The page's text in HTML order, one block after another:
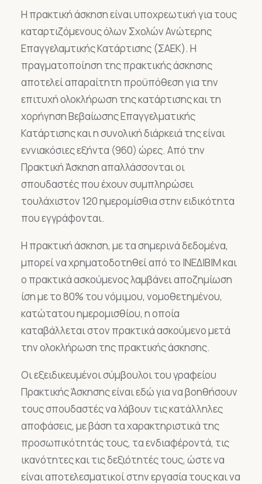
Η πρακτική άσκηση είναι υποχρεωτική για τους
καταρτιζόμενους όλων Σχολών Ανώτερης
Επαγγελαμτικής Κατάρτισης (ΣΑΕΚ). Η
πραγματοποίηση της πρακτικής άσκησης
αποτελεί απαραίτητη προϋπόθεση για την
επιτυχή ολοκλήρωση της κατάρτισης και τη
χορήγηση Βεβαίωσης Επαγγελματικής
Κατάρτισης και η συνολική διάρκειά της είναι
εννιακόσιες εξήντα (960) ώρες. Από την
Πρακτική Άσκηση απαλλάσσονται οι
σπουδαστές που έχουν συμπληρώσει
τουλάχιστον 120 ημερομίσθια στην ειδικότητα
που εγγράφονται.
Η πρακτική άσκηση, με τα σημερινά δεδομένα,
μπορεί να χρηματοδοτηθεί από το ΙΝΕΔΙΒΙΜ και
ο πρακτικά ασκούμενος λαμβάνει αποζημίωση
ίση με το 80% του νόμιμου, νομοθετημένου,
κατώτατου ημερομισθίου, η οποία
καταβάλλεται στον πρακτικά ασκούμενο μετά
την ολοκλήρωση της πρακτικής άσκησης.
Οι εξειδικευμένοι σύμβουλοι του γραφείου
Πρακτικής Άσκησης είναι εδώ για να βοηθήσουν
τους σπουδαστές να λάβουν τις κατάλληλες
αποφάσεις, με βάση τα χαρακτηριστικά της
προσωπικότητάς τους, τα ενδιαφέροντά, τις
ικανότητες και τις δεξιότητές τους, ώστε να
είναι αποτελεσματικοί στην εργασία τους και να